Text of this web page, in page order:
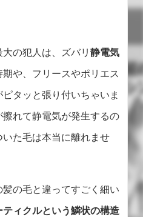
の犯人は、ズバリ 静電気
や、フリースやポリエス
タッと張り付いちゃいま
れて静電気が発生するの
た毛は本当に離れませ
の毛と違ってすごく細い
ティクルという鱗状の構造